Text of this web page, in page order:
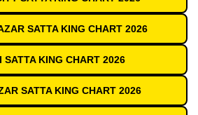
SATTA KING CHART 2026
SATTA KING CHART 2026
SATTA KING CHART 2026